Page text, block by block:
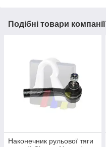
Подібні товари компанії
Наконечник рульової тяги